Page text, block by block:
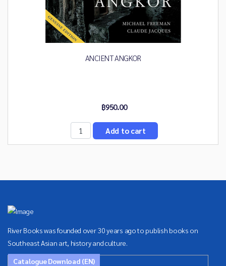
ANCIENT ANGKOR
฿950.00
River Books was founded over 30 years ago to publish books on
Southeast Asian art, history and culture.
Catalogue Download (EN)